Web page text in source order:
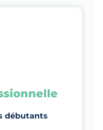
débutants